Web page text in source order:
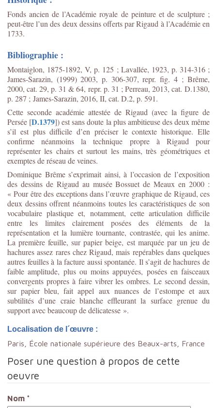
Fonds ancien de l’Académie royale de peinture et de sculpture ;
peut-être l’un des deux dessins offerts par Rigaud à l’Académie en
1733.
Bibliographie :
Montaiglon, 1875-1892, V, p. 125 ; Lavallée, 1923, p. 314-316 ;
James-Sarazin, (1999) 2003, p. 306-307, repr. fig. 4 ; Brême,
2000, cat. 29, p. 31 & 64, repr. p. 31 ; Perreau, 2013, cat. D.1380,
p. 287 ; James-Sarazin, 2016, II, cat. D.2, p. 591.
Cette seconde académie attestée de Rigaud (avec la figure de
Persée [D.1379]) est sans doute la plus ambitieuse des deux même
s’il est plus difficile d’en préciser le contexte historique. Elle
confirme néanmoins la technique propre à Rigaud pour
représenter les chairs et surtout les mains, très géométriques et
exemptes de réseau de veines.
Dominique Brême s’exprimait ainsi, à l’occasion de l’exposition
des dessins de Rigaud au musée Bossuet de Meaux en 2000 :
« Pour être des exceptions dans l’œuvre graphique de Rigaud, ces
deux dessins offrent néanmoins toutes les caractéristiques de son
vocabulaire plastique et, notamment, cette articulation difficile
entre les limites clairement posées des éléments de la
représentation et la lumière tournante, contrastée, qui les anime.
La première feuille, sur papier beige, est marquée par un jeu de
hachures assez rares chez Rigaud, mais repérables dans quelques
autres feuilles à la facture aussi spontanée. Il s’agit de hachures de
faible amplitude, plus ou moins appuyées, posées en faisceaux
convergents propres à faire vibrer les ombres. Le second dessin,
sur papier bleu, fait appel aux nuances de l’estompe et aux
subtilités d’une craie blanche effleurant la surface grenue du
support avec beaucoup de délicatesse ».
Localisation de l´œuvre :
Paris, École nationale supérieure des Beaux-arts, France
Poser une question à propos de cette
oeuvre
Nom *